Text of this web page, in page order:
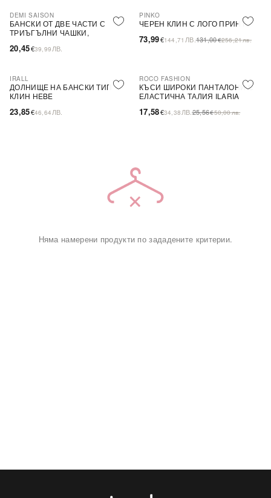
DEMI SAISON
БАНСКИ ОТ ДВЕ ЧАСТИ С
ТРИЪГЪЛНИ ЧАШКИ,
20,45€39,99 ЛВ.
-44%
PINKO
ЧЕРЕН КЛИН С ЛОГО ПРИНТ
73,99€144,71 ЛВ.131,00€256,21лв.
IRALL
ДОЛНИЩЕ НА БАНСКИ ТИП
КЛИН HEBE
23,85€46,64 ЛВ.
-31%
ROCO FASHION
КЪСИ ШИРОКИ ПАНТАЛОНИ С
ЕЛАСТИЧНА ТАЛИЯ ILARIA
17,58€34,38 ЛВ.25,56€50,00лв.
Няма намерени продукти по зададените критерии.